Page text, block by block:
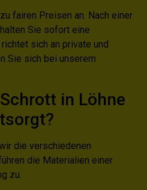
fairen Preisen an. Nach einer
Sie sofort eine
sich an private und
Sie sich bei unserem
in Löhne
die verschiedenen
die Materialien einer
zu.